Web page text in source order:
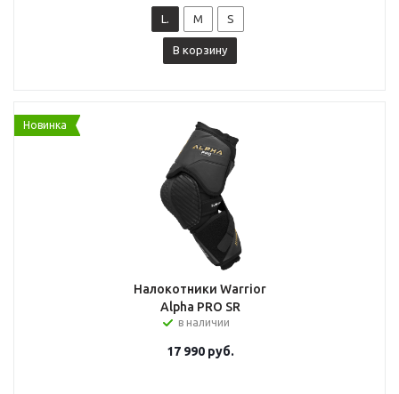
L. M S
В корзину
Новинка
Налокотники Warrior
Alpha PRO SR
в наличии
17 990руб.